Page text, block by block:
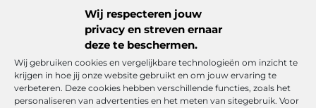
Wij respecteren jouw
privacy en streven ernaar
deze te beschermen.
Wij gebruiken cookies en vergelijkbare technologieën om inzicht te
krijgen in hoe jij onze website gebruikt en om jouw ervaring te
verbeteren. Deze cookies hebben verschillende functies, zoals het
personaliseren van advertenties en het meten van sitegebruik. Voor
voorbereid te zijn en ...